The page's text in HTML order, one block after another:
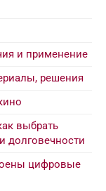
и применение
решения
выбрать
долговечности
цифровые